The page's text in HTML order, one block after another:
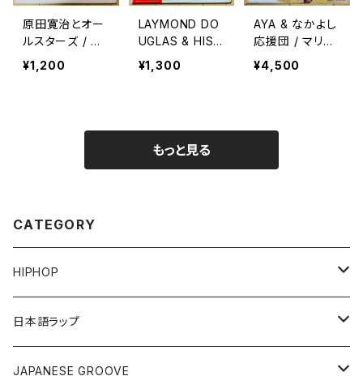
原田寛治とオー
ルスターズ / DR
UM DRUM DR
UM(ダブル・デラ
¥1,200
LAYMOND DO
UGLAS & HIS
ORCHESTRA /
DANCE MUSIC
¥1,300
AYA & なかよし
応援団 / マリオ
の大冒険
¥4,500
もっと見る
CATEGORY
HIPHOP
12"/7"
80'S OLD SCHOOL
LP
日本語ラップ
12"/7"
JAPANESE GROOVE